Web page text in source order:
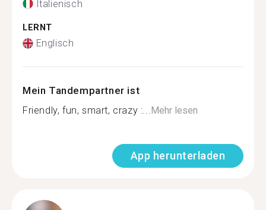
Italienisch
LERNT
Englisch
Mein Tandempartner ist
Friendly, fun, smart, crazy :...Mehr lesen
App herunterladen